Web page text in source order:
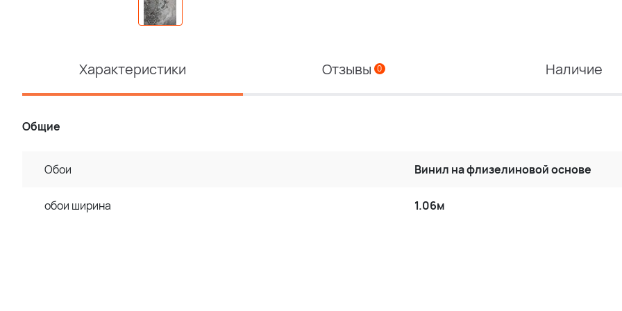
Характеристики Отзывы 0 Наличие
Общие
Обои Винил на флизелиновой основе
обои ширина 1.06м